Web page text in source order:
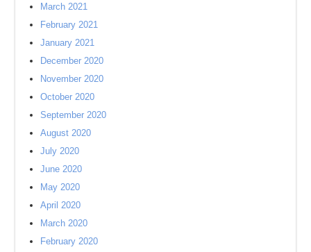
March 2021
February 2021
January 2021
December 2020
November 2020
October 2020
September 2020
August 2020
July 2020
June 2020
May 2020
April 2020
March 2020
February 2020